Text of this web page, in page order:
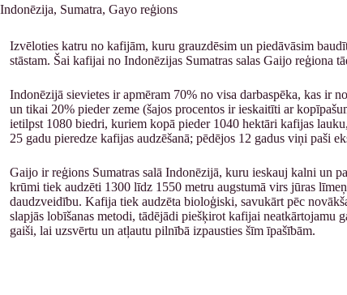
Indonēzija, Sumatra, Gayo reģions
Izvēloties katru no kafijām, kuru grauzdēsim un piedāvāsim
stāstam. Šai kafijai no Indonēzijas Sumatras salas Gaijo reģiona
Indonēzijā sievietes ir apmēram 70% no visa darbaspēka, kas ir
un tikai 20% pieder zeme (šajos procentos ir ieskaitīti ar
ietilpst 1080 biedri, kuriem kopā pieder 1040 hektāri kafijas
25 gadu pieredze kafijas audzēšanā; pēdējos 12 gadus viņi paši
Gaijo ir reģions Sumatras salā Indonēzijā, kuru ieskauj kalni un
krūmi tiek audzēti 1300 līdz 1550 metru augstumā virs jūras
daudzveidību. Kafija tiek audzēta bioloģiski, savukārt pēc
slapjās lobīšanas metodi, tādējādi piešķirot kafijai neatkārtojamu
gaiši, lai uzsvērtu un atļautu pilnībā izpausties šīm īpašībām.